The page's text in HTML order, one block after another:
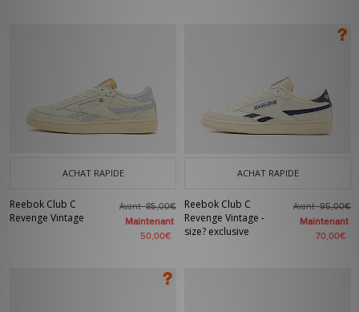
ACHAT RAPIDE
Reebok Club C
Revenge Vintage
Avant85,00€
Maintenant
50,00€
ACHAT RAPIDE
Reebok Club C
Revenge Vintage -
size? exclusive
Avant95,00€
Maintenant
70,00€